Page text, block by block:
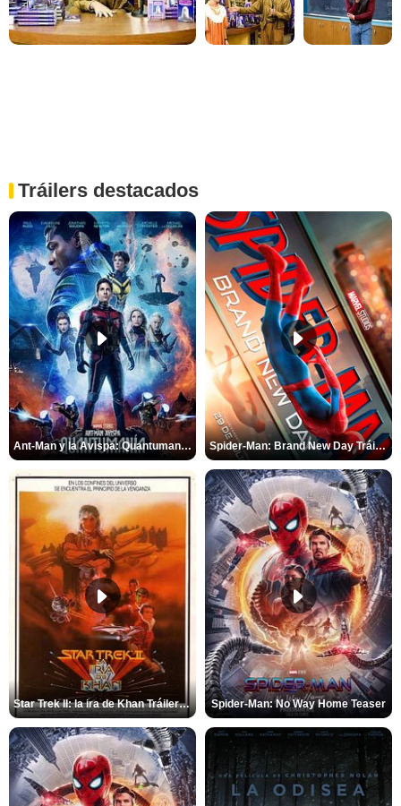
Tráilers destacados
Ant-Man y la Avispa: Quantumanía Tráiler (2) Spider-Man: Brand New Day Tráiler (3)
Star Trek II: la ira de Khan Tráiler VO Spider-Man: No Way Home Teaser